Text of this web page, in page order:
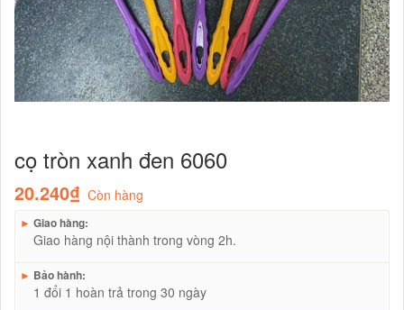
cọ tròn xanh đen 6060
20.240₫ Còn hàng
► Giao hàng:
Giao hàng nội thành trong vòng 2h.
► Bảo hành:
1 đổi 1 hoàn trả trong 30 ngày